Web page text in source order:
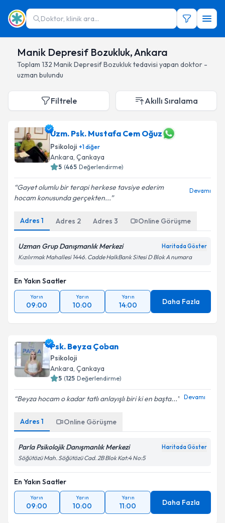
Doktor, klinik ara...
Manik Depresif Bozukluk, Ankara
Toplam 132 Manik Depresif Bozukluktedavisi yapan doktor -
uzman bulundu
Filtrele Akıllı Sıralama
Uzm. Psk. Mustafa Cem Oğuz
Psikoloji +1diğer
Ankara, Çankaya
5 (465 Değerlendirme)
Gayet olumlu bir terapi herkese tavsiye ederim
hocam konusunda gerçekten...
Devamı
Adres 1 Adres 2 Adres 3 Online Görüşme
Uzman Grup Danışmanlık Merkezi Haritada Göster
Kızılırmak Mahallesi 1446. Cadde HalkBank Sitesi D Blok A numara
En Yakın Saatler
Yarın
09:00
Yarın
10:00
Yarın
14:00 Daha Fazla
Psk. Beyza Çoban
Psikoloji
Ankara, Çankaya
5 (125 Değerlendirme)
Beyza hocam o kadar tatlı anlayışlı biri ki en başta... Devamı
Adres 1 Online Görüşme
Parla Psikolojik Danışmanlık Merkezi Haritada Göster
Söğütözü Mah. Söğütözü Cad. 2B Blok Kat:4 No:5
En Yakın Saatler
Yarın
09:00
Yarın
10:00
Yarın
11:00 Daha Fazla